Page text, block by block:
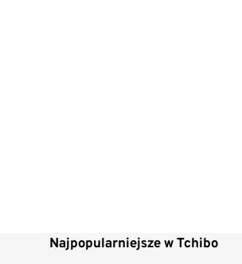
Najpopularniejsze w Tchibo